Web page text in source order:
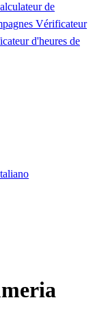
de
Vérificateur
d'heures de